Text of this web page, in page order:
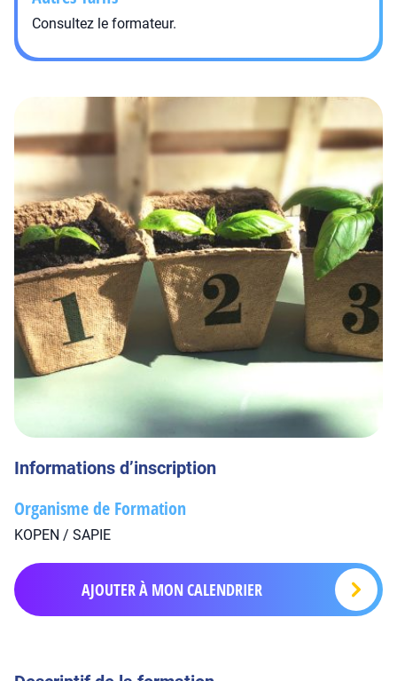
Consultez le formateur.
Informations d’inscription
Organisme de Formation
KOPEN / SAPIE
AJOUTER À MON CALENDRIER